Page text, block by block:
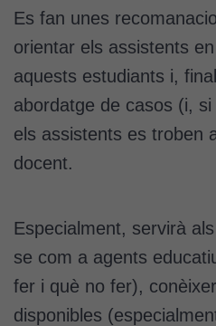
Es fan unes
orientar els assistents
aquests estudiants i,
abordatge de casos (i,
els assistents es troben
docent.
Especialment, servirà
se com a agents
fer i què no fer),
disponibles